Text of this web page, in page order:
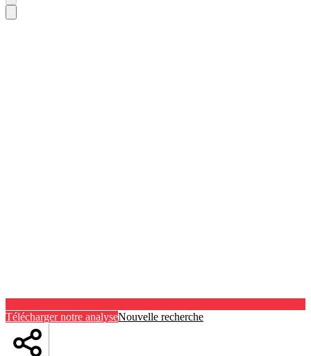
Télécharger notre analyseNouvelle recherche